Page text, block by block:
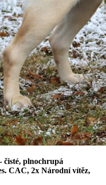
plnochrupá
CAC, 2x Národní vítěz,